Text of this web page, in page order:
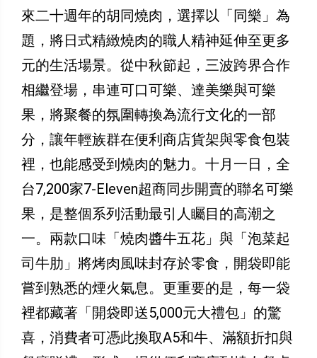
來二十週年的胡同燒肉，選擇以「同樂」為
題，將日式精緻燒肉的職人精神延伸至更多
元的生活場景。從中秋節起，三波跨界合作
相繼登場，串連可口可樂、達美樂與可樂
果，將聚餐的氛圍轉換為流行文化的一部
分，讓年輕族群在便利商店貨架與零食包裝
裡，也能感受到燒肉的魅力。十月一日，全
台7,200家7-Eleven超商同步開賣的聯名可樂
果，是整個系列活動最引人矚目的高潮之
一。兩款口味「燒肉醬牛五花」與「泡菜起
司牛肋」將烤肉風味封存於零食，開袋即能
嘗到熟悉的煙火氣息。更重要的是，每一袋
裡都藏著「開袋即送5,000元大禮包」的驚
喜，消費者可憑此換取A5和牛、滿額折扣與